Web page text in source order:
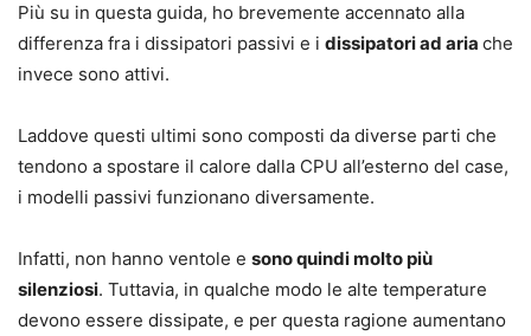
Più su in questa guida, ho brevemente accennato alla
differenza fra i dissipatori passivi e i dissipatori ad aria che
invece sono attivi.
Laddove questi ultimi sono composti da diverse parti che
tendono a spostare il calore dalla CPU all’esterno del case,
i modelli passivi funzionano diversamente.
Infatti, non hanno ventole e sono quindi molto più
silenziosi. Tuttavia, in qualche modo le alte temperature
devono essere dissipate, e per questa ragione aumentano